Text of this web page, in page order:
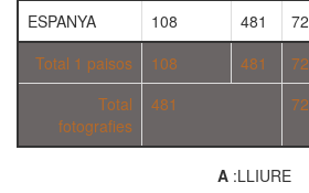
ESPANYA
108 481
72
Total 1 paisos
108 481
72
Total
fotografies
481 72
A:LLIURE